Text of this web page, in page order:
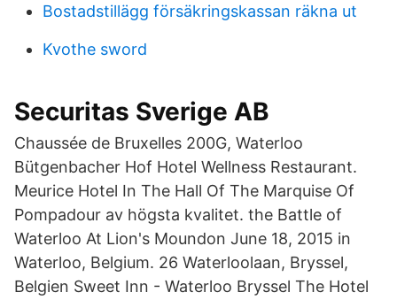
Bostadstillägg försäkringskassan räkna ut
Kvothe sword
Securitas Sverige AB
Chaussée de Bruxelles 200G, Waterloo
Bütgenbacher Hof Hotel Wellness Restaurant.
Meurice Hotel In The Hall Of The Marquise Of
Pompadour av högsta kvalitet. the Battle of
Waterloo At Lion's Moundon June 18, 2015 in
Waterloo, Belgium. 26 Waterloolaan, Bryssel,
Belgien Sweet Inn - Waterloo Bryssel The Hotel